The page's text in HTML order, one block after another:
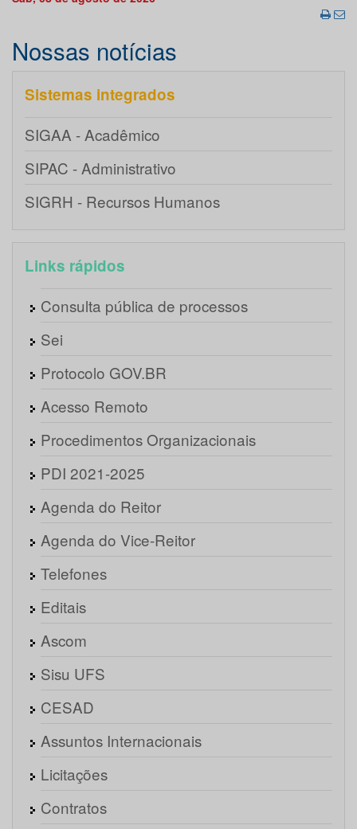
Nossas notícias
Sistemas integrados
SIGAA - Acadêmico
SIPAC - Administrativo
SIGRH - Recursos Humanos
Links rápidos
Consulta pública de processos
Sei
Protocolo GOV.BR
Acesso Remoto
Procedimentos Organizacionais
PDI 2021-2025
Agenda do Reitor
Agenda do Vice-Reitor
Telefones
Editais
Ascom
Sisu UFS
CESAD
Assuntos Internacionais
Licitações
Contratos